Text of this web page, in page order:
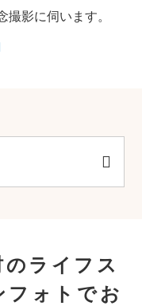
影に伺います。
ライフス
フォトでお